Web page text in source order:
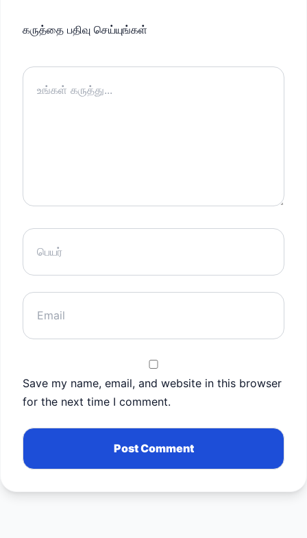
கருத்தை பதிவு செய்யுங்கள்
Save my name, email, and website in this browser
for the next time I comment.